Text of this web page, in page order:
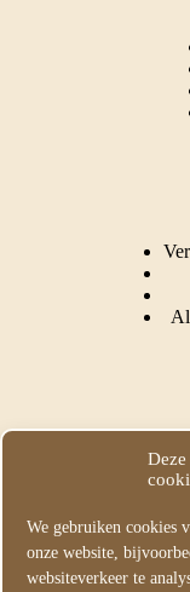
We gebruiken cookies
onze website,
websiteverkeer te
Puss
T: